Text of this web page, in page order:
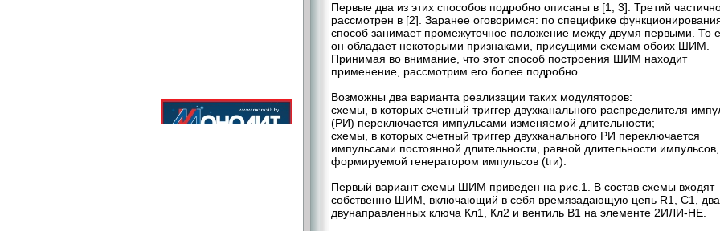
Первые два из этих способов подробно описаны в [1, 3]. Третий
рассмотрен в [2]. Заранее оговоримся: по специфике
способ занимает промежуточное положение между двумя первыми. То
он обладает некоторыми признаками, присущими схемам обоих ШИМ.
Принимая во внимание, что этот способ построения ШИМ находит
применение, рассмотрим его более подробно.
Возможны два варианта реализации таких модуляторов:
схемы, в которых счетный триггер двухканального распределителя
(РИ) переключается импульсами изменяемой длительности;
схемы, в которых счетный триггер двухканального РИ переключается
импульсами постоян­ной длительности, равной длительности импульсов,
формируемой генератором импульсов (tги).
Первый вариант схемы ШИМ приведен на рис.1. В состав схемы входят
собственно ШИМ, включающий в себя времязадающую цепь R1, C1, два
двунаправленных ключа Кл1, Кл2 и вентиль В1 на элементе 2ИЛИ-НЕ.